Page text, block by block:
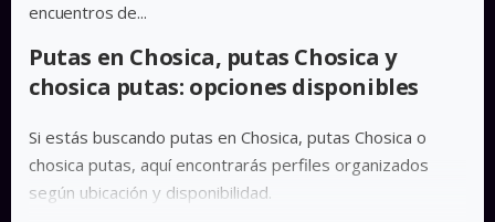
encuentros de...
Putas en Chosica, putas Chosica y
chosica putas: opciones disponibles
Si estás buscando putas en Chosica, putas Chosica o
chosica putas, aquí encontrarás perfiles organizados
según ubicación y disponibilidad.